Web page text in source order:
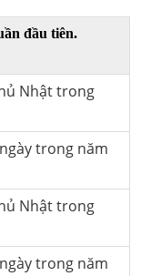
đầu tiên.
Nhật trong
trong năm
Nhật trong
trong năm